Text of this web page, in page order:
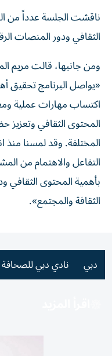
ناقشت الجلسة عدداً من
الثقافي ودور المنصات
ومن جانبها، قالت مريم
«يواصل البرنامج تحقيق
اكتساب مهارات عملية
المحتوى الثقافي
المختلفة. وقد لمسنا منذ
التفاعل والاهتمام من
بأهمية المحتوى الثقافي
الثقافة والمجتمع».
دبي نادي دبي للصحافة